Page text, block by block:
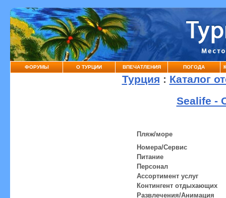
ФОРУМЫ О ТУРЦИИ ВПЕЧАТЛЕНИЯ ПОГОДА
Турция : Каталог
Sealife -
Пляж/море
Номера/Сервис
Питание
Персонал
Ассортимент услуг
Контингент отдыхающих
Развлечения/Анимация